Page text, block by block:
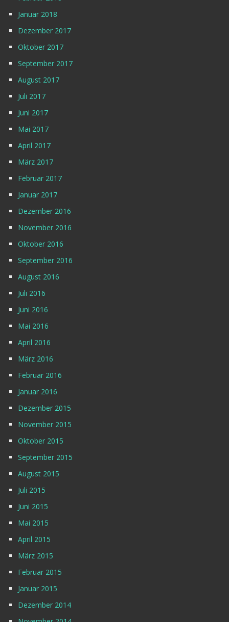
Januar 2018
Dezember 2017
Oktober 2017
September 2017
August 2017
Juli 2017
Juni 2017
Mai 2017
April 2017
März 2017
Februar 2017
Januar 2017
Dezember 2016
November 2016
Oktober 2016
September 2016
August 2016
Juli 2016
Juni 2016
Mai 2016
April 2016
März 2016
Februar 2016
Januar 2016
Dezember 2015
November 2015
Oktober 2015
September 2015
August 2015
Juli 2015
Juni 2015
Mai 2015
April 2015
März 2015
Februar 2015
Januar 2015
Dezember 2014